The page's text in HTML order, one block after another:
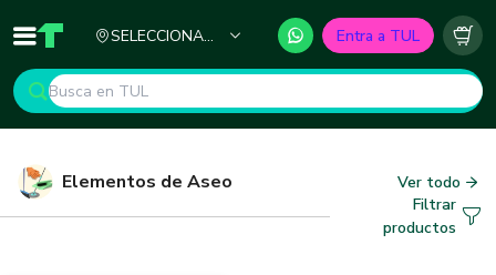
Inicio TUL - Tu Marketplace de Construcción
SELECCIONA
Entra a TUL
Elementos de Aseo
Ver todo
Filtrar
productos